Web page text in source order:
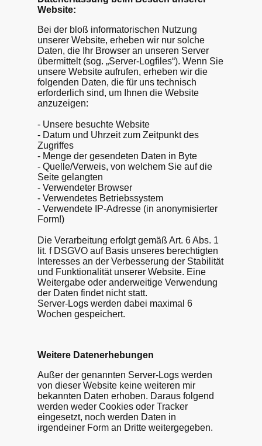
Website:
Bei der bloß informatorischen Nutzung
unserer Website, erheben wir nur solche
Daten, die Ihr Browser an unseren Server
übermittelt (sog. „Server-Logfiles“). Wenn Sie
unsere Website aufrufen, erheben wir die
folgenden Daten, die für uns technisch
erforderlich sind, um Ihnen die Website
anzuzeigen:
- Unsere besuchte Website
- Datum und Uhrzeit zum Zeitpunkt des
Zugriffes
- Menge der gesendeten Daten in Byte
- Quelle/Verweis, von welchem Sie auf die
Seite gelangten
- Verwendeter Browser
- Verwendetes Betriebssystem
- Verwendete IP-Adresse (in anonymisierter
Form!)
Die Verarbeitung erfolgt gemäß Art. 6 Abs. 1
lit. f DSGVO auf Basis unseres berechtigten
Interesses an der Verbesserung der Stabilität
und Funktionalität unserer Website. Eine
Weitergabe oder anderweitige Verwendung
der Daten findet nicht statt.
Server-Logs werden dabei maximal 6
Wochen gespeichert.
Weitere Datenerhebungen
Außer der genannten Server-Logs werden
von dieser Website keine weiteren mir
bekannten Daten erhoben. Daraus folgend
werden weder Cookies oder Tracker
eingesetzt, noch werden Daten in
irgendeiner Form an Dritte weitergegeben.